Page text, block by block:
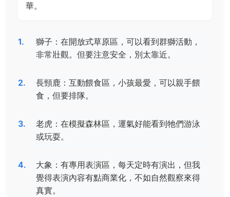
華。
獅子：在開放式草原區，可以看到群獅活動，
非常壯觀。但要注意安全，別太靠近。
長頸鹿：互動餵食區，小孩最愛，可以親手餵
食，但要排隊。
老虎：在模擬森林區，運氣好能看到牠們游泳
或玩耍。
大象：有專用表演區，每天定時有演出，但我
覺得表演內容有點商業化，不如自然觀察來得
真實。